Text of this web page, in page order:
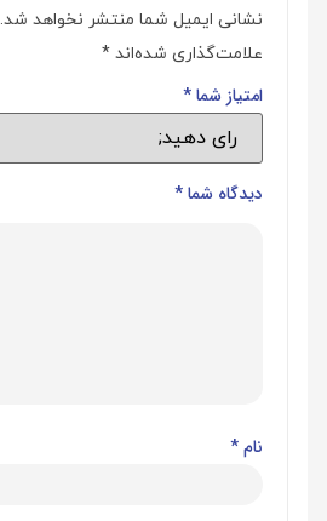
نشانی ایمیل شما منتشر نخواهد شد.
علامت‌گذاری شده‌اند *
امتیاز شما*
دیدگاه شما*
نام*